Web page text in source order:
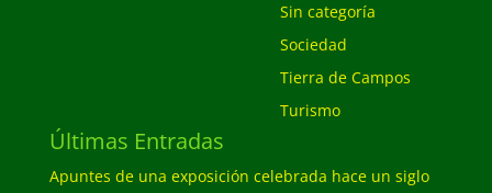
Sin categoría
Sociedad
Tierra de Campos
Turismo
Últimas Entradas
Apuntes de una exposición celebrada hace un siglo